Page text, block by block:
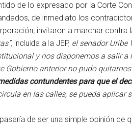
de lo expresado por la Corte
de inmediato los
invitaron a marchar contra
incluida a la JEP, el senador Uribe
y nos disponemos a salir a
Gobierno anterior no pudo quitarnos
contundentes para que el
en las calles, se pueda aplicar
de ser una simple opinión de